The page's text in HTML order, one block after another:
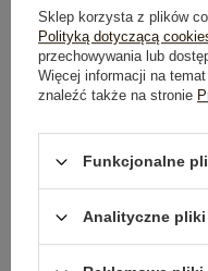
Do darmowej dostawy
Wysyłkajutro
100 dni na zwrot
OPIS PRODUKTU
Sklep korzysta z plików
Polityką dotyczącą
przechowywania lub
Więcej informacji na
znaleźć także na stronie
Funkcjonalne
Analityczne